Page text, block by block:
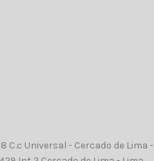
C.c Universal - Cercado de Lima -